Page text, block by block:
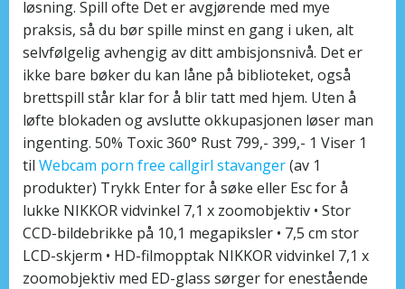
løsning. Spill ofte Det er avgjørende med mye
praksis, så du bør spille minst en gang i uken, alt
selvfølgelig avhengig av ditt ambisjonsnivå. Det er
ikke bare bøker du kan låne på biblioteket, også
brettspill står klar for å blir tatt med hjem. Uten å
løfte blokaden og avslutte okkupasjonen løser man
ingenting. 50% Toxic 360° Rust 799,- 399,- 1 Viser 1
til Webcam porn free callgirl stavanger(av 1
produkter) Trykk Enter for å søke eller Esc for å
lukke NIKKOR vidvinkel 7,1 x zoomobjektiv • Stor
CCD-bildebrikke på 10,1 megapiksler • 7,5 cm stor
LCD-skjerm • HD-filmopptak NIKKOR vidvinkel 7,1 x
zoomobjektiv med ED-glass sørger for enestående